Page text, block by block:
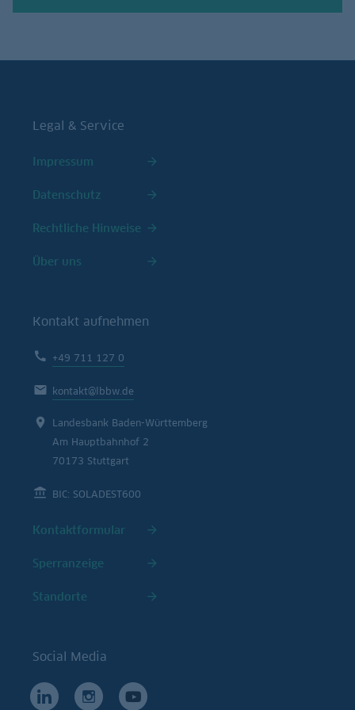
Legal & Service
Impressum
Datenschutz
Rechtliche Hinweise
Über uns
Kontakt aufnehmen
+49 711 127 0
kontakt@lbbw.de
Landesbank Baden-Württemberg
Am Hauptbahnhof 2
70173 Stuttgart
BIC: SOLADEST600
Kontaktformular
Sperranzeige
Standorte
Social Media